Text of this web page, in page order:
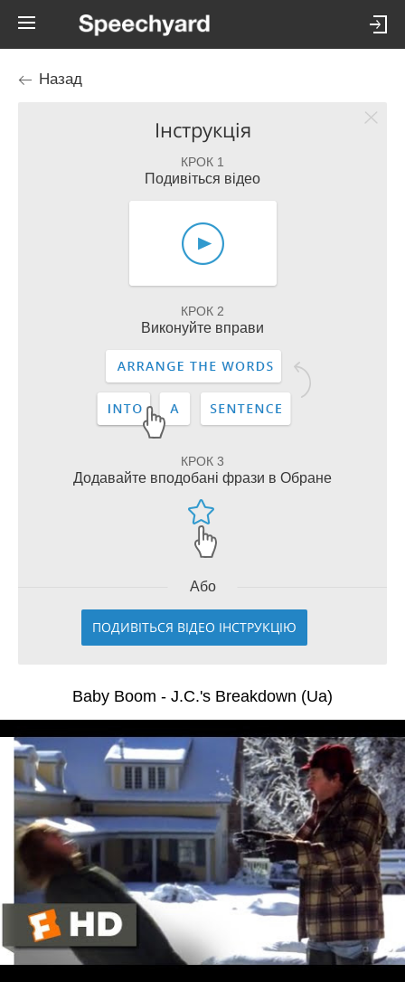
Назад
Інструкція
КРОК 1
Подивіться відео
КРОК 2
Виконуйте вправи
КРОК 3
Додавайте вподобані фрази в Обране
Або
ПОДИВІТЬСЯ ВІДЕО ІНСТРУКЦІЮ
Baby Boom - J.C.'s Breakdown (Ua)